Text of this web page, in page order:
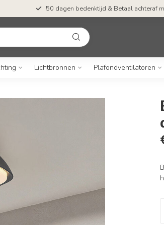
50 dagen bedenktijd & Betaal achteraf
Lichtbronnen Plafondventilatoren